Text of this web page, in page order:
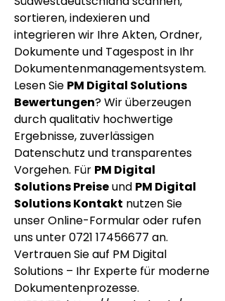
sortieren, indexieren und
integrieren wir Ihre Akten, Ordner,
Dokumente und Tagespost in Ihr
Dokumentenmanagementsystem.
Lesen Sie PM Digital Solutions
Bewertungen? Wir überzeugen
durch qualitativ hochwertige
Ergebnisse, zuverlässigen
Datenschutz und transparentes
Vorgehen. Für PM Digital
Solutions Preise und PM Digital
Solutions Kontakt nutzen Sie
unser Online-Formular oder rufen
uns unter 0721 17456677 an.
Vertrauen Sie auf PM Digital
Solutions – Ihr Experte für moderne
Dokumentenprozesse.